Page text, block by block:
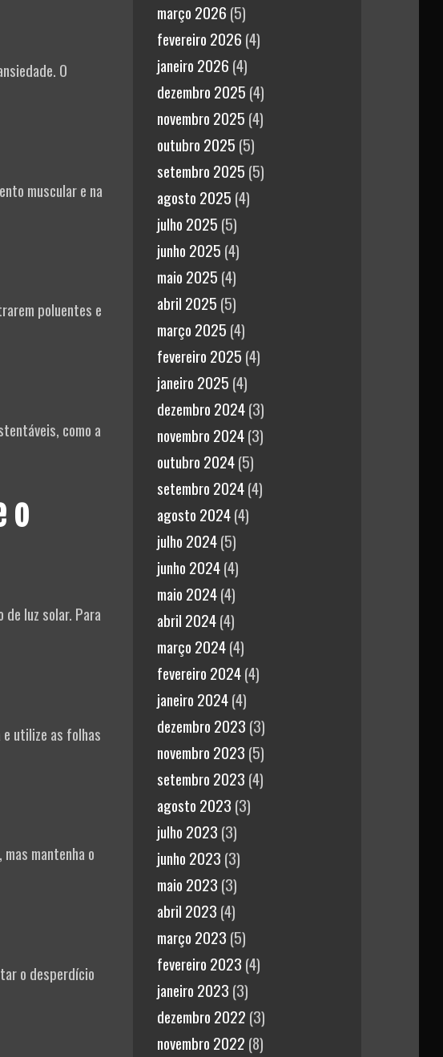
O
muscular e na
poluentes e
como a
o
luz solar. Para
utilize as folhas
mantenha o
o desperdício
março 2026 (5)
fevereiro 2026 (4)
janeiro 2026 (4)
dezembro 2025 (4)
novembro 2025 (4)
outubro 2025 (5)
setembro 2025 (5)
agosto 2025 (4)
julho 2025 (5)
junho 2025 (4)
maio 2025 (4)
abril 2025 (5)
março 2025 (4)
fevereiro 2025 (4)
janeiro 2025 (4)
dezembro 2024(3)
novembro 2024(3)
outubro 2024(5)
setembro 2024(4)
agosto 2024(4)
julho 2024(5)
junho 2024(4)
maio 2024(4)
abril 2024(4)
março 2024(4)
fevereiro 2024(4)
janeiro 2024(4)
dezembro 2023 (3)
novembro 2023 (5)
setembro 2023 (4)
agosto 2023 (3)
julho 2023 (3)
junho 2023 (3)
maio 2023 (3)
abril 2023 (4)
março 2023 (5)
fevereiro 2023 (4)
janeiro 2023 (3)
dezembro 2022 (3)
novembro 2022 (8)